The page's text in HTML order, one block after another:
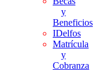
y
Beneficios
IDelfos
Matrícula
y
Cobranza